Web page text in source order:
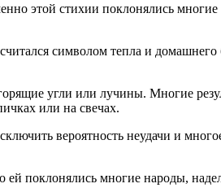
этой стихии поклонялись
символом тепла и домашнего
угли или лучины. Многие
или на свечах.
вероятность неудачи и
поклонялись многие народы,